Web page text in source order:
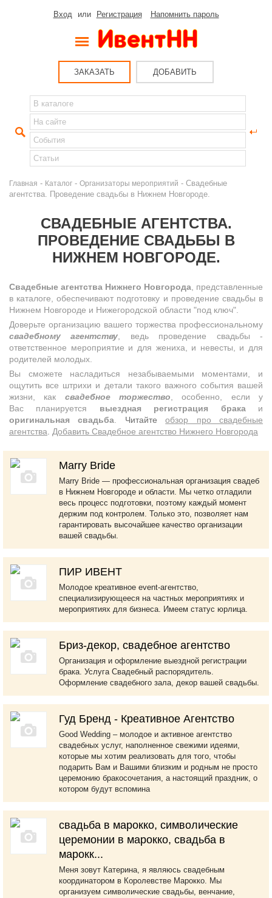
Вход или Регистрация Напомнить пароль
ЗАКАЗАТЬ ДОБАВИТЬ
Главная - Каталог - Организаторы мероприятий - Свадебные
агентства. Проведение свадьбы в Нижнем Новгороде.
СВАДЕБНЫЕ АГЕНТСТВА.
ПРОВЕДЕНИЕ СВАДЬБЫ В
НИЖНЕМ НОВГОРОДЕ.
Свадебные агентства Нижнего Новгорода , представленные
в каталоге, обеспечивают подготовку и проведение свадьбы в
Нижнем Новгороде и Нижегородской области "под ключ".
Доверьте организацию вашего торжества профессиональному
свадебному агентству , ведь проведение свадьбы -
ответственное мероприятие и для жениха, и невесты, и для
родителей молодых.
Вы сможете насладиться незабываемыми моментами, и
ощутить все штрихи и детали такого важного события вашей
жизни, как свадебное торжество , особенно, если у
Вас планируется выездная регистрация бракаи
оригинальная свадьба
Читайтеобзор про свадебные
агентства
Добавить Свадебное агентство Нижнего Новгорода
Marry Bride
Marry Bride — профессиональная организация свадеб
в Нижнем Новгороде и области. Мы четко отладили
весь процесс подготовки, поэтому каждый момент
держим под контролем. Только это, позволяет нам
гарантировать высочайшее качество организации
вашей свадьбы.
ПИР ИВЕНТ
Молодое креативное event-агентство,
специализирующееся на частных мероприятиях и
мероприятиях для бизнеса. Имеем статус юрлица.
Бриз-декор, свадебное агентство
Организация и оформление выездной регистрации
брака. Услуга Свадебный распорядитель.
Оформление свадебного зала, декор вашей свадьбы.
Гуд Бренд - Креативное Агентство
Good Wedding – молодое и активное агентство
свадебных услуг, наполненное свежими идеями,
которые мы хотим реализовать для того, чтобы
подарить Вам и Вашими близким и родным не просто
церемонию бракосочетания, а настоящий праздник, о
котором будут вспомина
свадьба в марокко, символические
церемонии в марокко, свадьба в
марокк...
Меня зовут Катерина, я являюсь свадебным
координатором в Королевстве Марокко. Мы
организуем символические свадьбы, венчание,